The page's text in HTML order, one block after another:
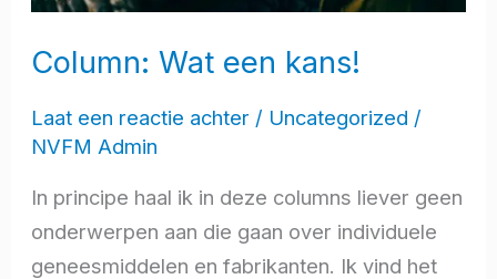
Column: Wat een kans!
Laat een reactie achter / Uncategorized /
NVFM Admin
In principe haal ik in deze columns liever geen
onderwerpen aan die gaan over individuele
geneesmiddelen en fabrikanten. Ik vind het